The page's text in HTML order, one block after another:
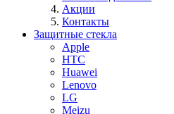
Акции
Контакты
Защитные стекла
Apple
HTC
Huawei
Lenovo
LG
Meizu